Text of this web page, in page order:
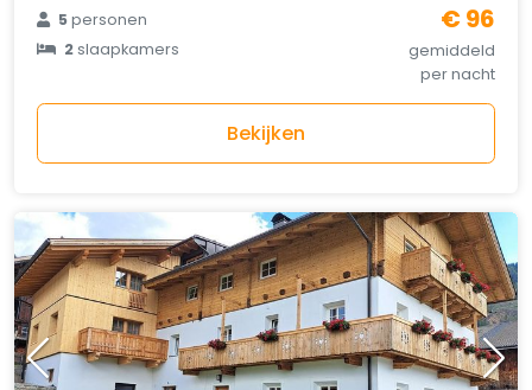
5personen
2slaapkamers
€ 96
gemiddeld
per nacht
Bekijken